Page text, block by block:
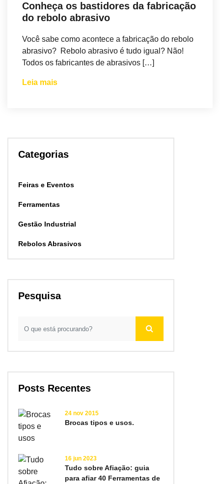
Conheça os bastidores da fabricação
do rebolo abrasivo
Você sabe como acontece a fabricação do rebolo
abrasivo? Rebolo abrasivo é tudo igual? Não!
Todos os fabricantes de abrasivos […]
Leia mais
Categorias
Feiras e Eventos
Ferramentas
Gestão Industrial
Rebolos Abrasivos
Pesquisa
Posts Recentes
24 nov 2015
Brocas tipos e usos.
16 jun 2023
Tudo sobre Afiação: guia
para afiar 40 Ferramentas de